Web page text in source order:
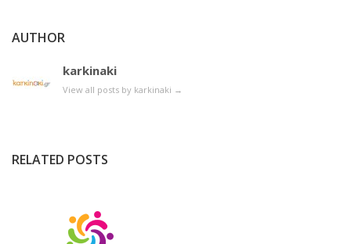
AUTHOR
karkinaki
View all posts by karkinaki →
RELATED POSTS